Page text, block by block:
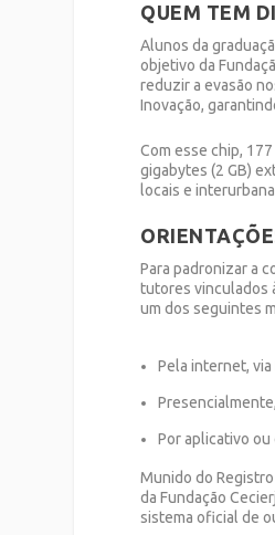
QUEM TEM
Alunos da
objetivo da
reduzir a evasão
Inovação,
Com esse chip,
gigabytes (2 GB)
locais e
Para padronizar a
tutores vinculados
um dos seguintes
Pela internet,
Por aplicativo ou
Munido do
da Fundação
sistema oficial de